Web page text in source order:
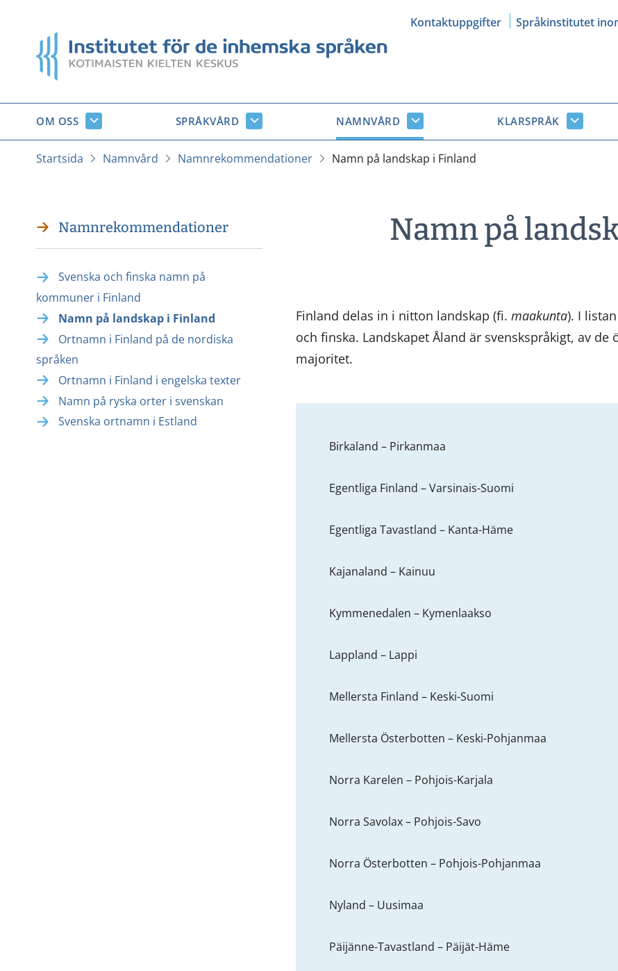
innehåll
Kontaktuppgifter Språkinstitutet
Startsida
OM OSS
Om
oss
undersidor
SPRÅKVÅRD
Språkvård
undersidor
NAMNVÅRD
Namnvård
undersidor
KLARSPRÅK
Klarspråk
Startsida
Namnvård Namnrekommendationer Namn på landskap i Finland
Namnrekommendationer
Svenska och finska namn på
kommuner i Finland
Namn på landskap i Finland
Ortnamn i Finland på de nordiska
språken
Ortnamn i Finland i engelska texter
Namn på ryska orter i svenskan
Svenska ortnamn i Estland
Namn på
Finland delas in i nitton landskap (fi.maakunta). I
och finska. Landskapet Åland är svenskspråkigt, av
majoritet.
Birkaland – Pirkanmaa
Egentliga Finland – Varsinais-Suomi
Egentliga Tavastland – Kanta-Häme
Kajanaland – Kainuu
Kymmenedalen – Kymenlaakso
Lappland – Lappi
Mellersta Finland – Keski-Suomi
Mellersta Österbotten – Keski-Pohjanmaa
Norra Karelen – Pohjois-Karjala
Norra Savolax – Pohjois-Savo
Norra Österbotten – Pohjois-Pohjanmaa
Nyland – Uusimaa
Päijänne-Tavastland – Päijät-Häme